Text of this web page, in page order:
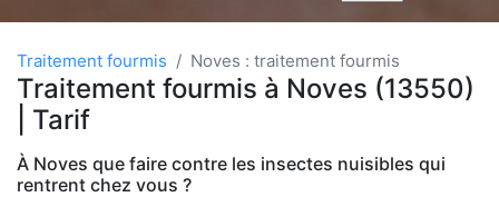
Traitement fourmis Noves : traitement fourmis
Traitement fourmis à Noves (13550)
| Tarif
À Noves que faire contre les insectes nuisibles qui
rentrent chez vous ?